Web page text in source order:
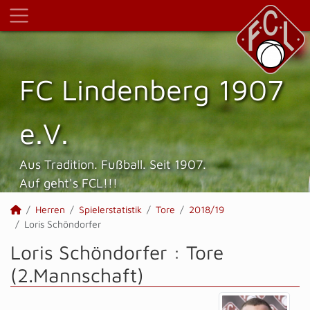
FC Lindenberg 1907
e.V.
Aus Tradition. Fußball. Seit 1907.
Auf geht's FCL!!!
Herren Spielerstatistik Tore
2018/19
Loris Schöndorfer
Loris Schöndorfer : Tore
(2.Mannschaft)